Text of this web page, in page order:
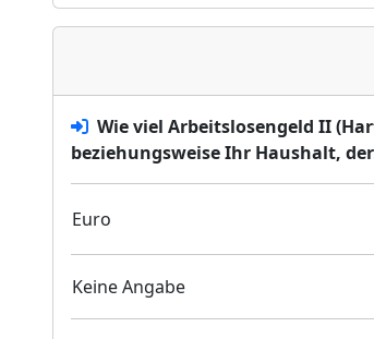
Wie viel Arbeitslosengeld II
beziehungsweise Ihr Haushalt,
Euro
Keine Angabe